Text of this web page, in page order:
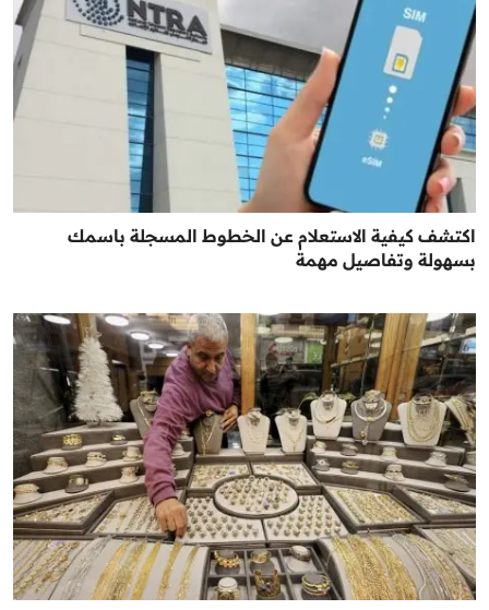
اكتشف كيفية الاستعلام عن الخطوط المسجلة باسمك
بسهولة وتفاصيل مهمة